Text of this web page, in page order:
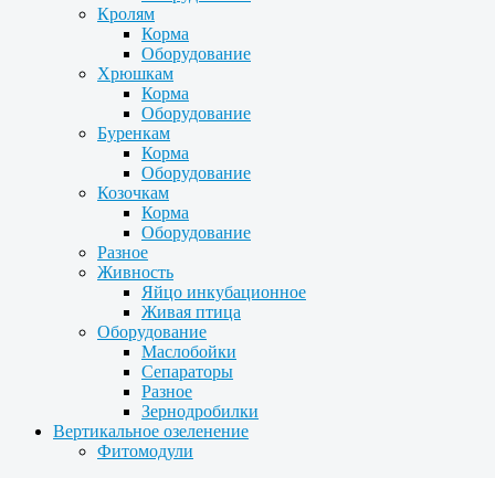
Кролям
Корма
Оборудование
Хрюшкам
Корма
Оборудование
Буренкам
Корма
Оборудование
Козочкам
Корма
Оборудование
Разное
Живность
Яйцо инкубационное
Живая птица
Оборудование
Маслобойки
Сепараторы
Разное
Зернодробилки
Вертикальное озеленение
Фитомодули